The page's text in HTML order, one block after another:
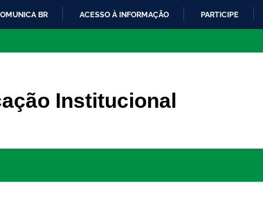
O
BR ACESSO À INFORMAÇÃO PARTICIPE
Institucional